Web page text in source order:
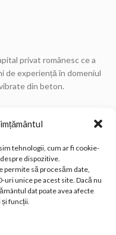
tehnologii, cum ar fi cookie-
dispozitive.
permite să procesăm date,
uri unice pe acest site. Dacă nu
dat poate avea afecte
funcții.
privat românesc ce a
de experiență în domeniul
din beton.